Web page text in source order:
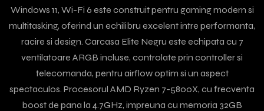
Windows 11, Wi-Fi 6 este construit pentru gaming modern si
multitasking, oferind un echilibru excelent intre performanta,
racire si design. Carcasa Elite Negru este echipata cu 7
ventilatoare ARGB incluse, controlate prin controller si
telecomanda, pentru airflow optim si un aspect
spectaculos. Procesorul AMD Ryzen 7-5800X, cu frecventa
boost de pana la 4.7GHz, impreuna cu memoria 32GB